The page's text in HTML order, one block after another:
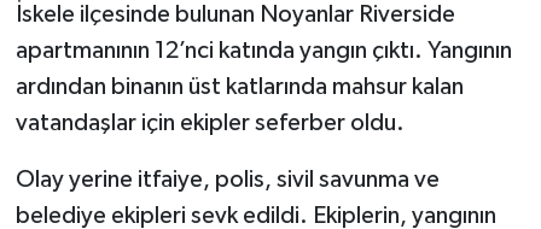
İskele ilçesinde bulunan Noyanlar Riverside
apartmanının 12’nci katında yangın çıktı. Yangının
ardından binanın üst katlarında mahsur kalan
vatandaşlar için ekipler seferber oldu.
Olay yerine itfaiye, polis, sivil savunma ve
belediye ekipleri sevk edildi. Ekiplerin, yangının